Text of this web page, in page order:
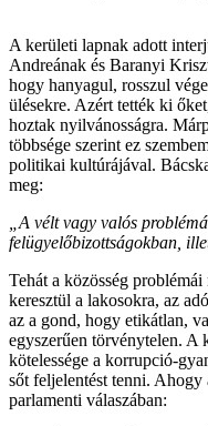
A kerületi lapnak adott
Andreának és Baranyi
hogy hanyagul, rosszul
ülésekre. Azért tették ki
hoztak nyilvánosságra.
többsége szerint ez
politikai kultúrájával.
meg:
„A vélt vagy valós
felügyelőbizottságokban,
Tehát a közösség
keresztül a lakosokra, az
az a gond, hogy etikátlan,
egyszerűen törvénytelen. A
kötelessége a korrupció-
sőt feljelentést tenni.
parlamenti válaszában: